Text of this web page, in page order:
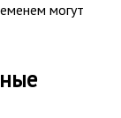
могут